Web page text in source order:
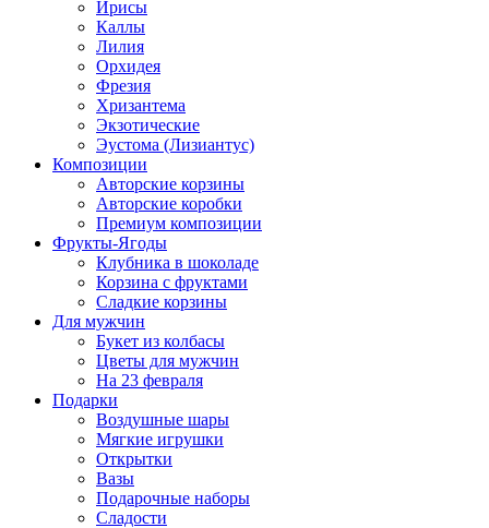
Ирисы
Каллы
Лилия
Орхидея
Фрезия
Хризантема
Экзотические
Эустома (Лизиантус)
Композиции
Авторские корзины
Авторские коробки
Премиум композиции
Фрукты-Ягоды
Клубника в шоколаде
Корзина с фруктами
Сладкие корзины
Для мужчин
Букет из колбасы
Цветы для мужчин
На 23 февраля
Подарки
Воздушные шары
Мягкие игрушки
Открытки
Вазы
Подарочные наборы
Сладости